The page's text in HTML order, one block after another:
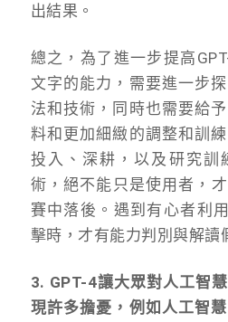
出結果。
總之，為了進一步提高
文字的能力，需要進一步
法和技術，同時也需要給
料和更加細緻的調整和訓
投入、深耕，以及研究訓
術，絕不能只是使用者，
賽中落後。遇到有心者利
擊時，才有能力判別與解讀
3. GPT-4讓大眾對人工智
現許多擔憂，例如人工智